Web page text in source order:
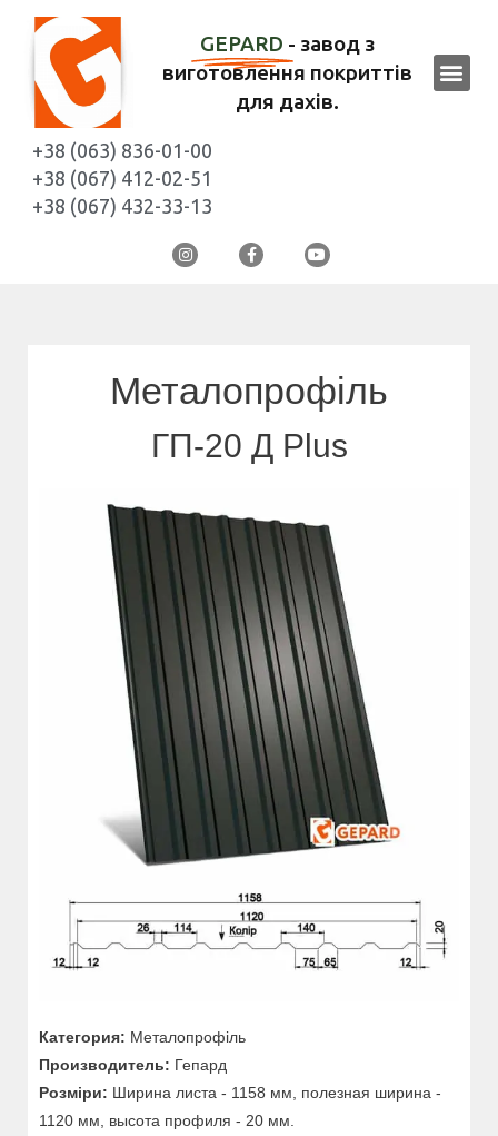
GEPARD - завод з
виготовлення покриттів
для дахів.
+38 (063) 836-01-00
+38 (067) 412-02-51
+38 (067) 432-33-13
Металопрофіль
ГП-20 Д Plus
Категория: Металопрофіль
Производитель: Гепард
Розміри: Ширина листа - 1158 мм, полезная ширина -
1120 мм, высота профиля - 20 мм.